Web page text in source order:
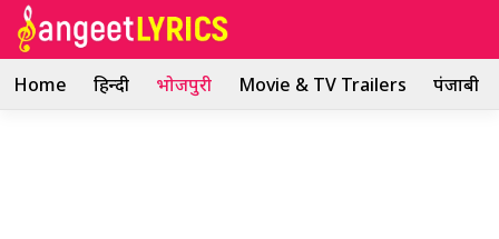
Skip
Home हिन्दी भोजपुरी Movie & TV Trailers पंजाबी